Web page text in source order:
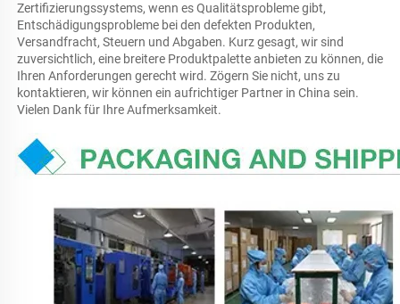
Zertifizierungssystems, wenn es Qualitätsprobleme gibt,
Entschädigungsprobleme bei den defekten Produkten,
Versandfracht, Steuern und Abgaben. Kurz gesagt, wir sind
zuversichtlich, eine breitere Produktpalette anbieten zu können, die
Ihren Anforderungen gerecht wird. Zögern Sie nicht, uns zu
kontaktieren, wir können ein aufrichtiger Partner in China sein.
Vielen Dank für Ihre Aufmerksamkeit.